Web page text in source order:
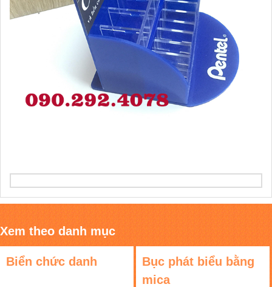
Xem theo danh mục
Biển chức danh
Bục phát biểu bằng
mica